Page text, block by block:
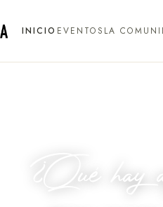
INICIO EVENTOS LA
¿Qué